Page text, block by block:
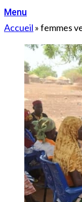
Menu
Accueil »femmes